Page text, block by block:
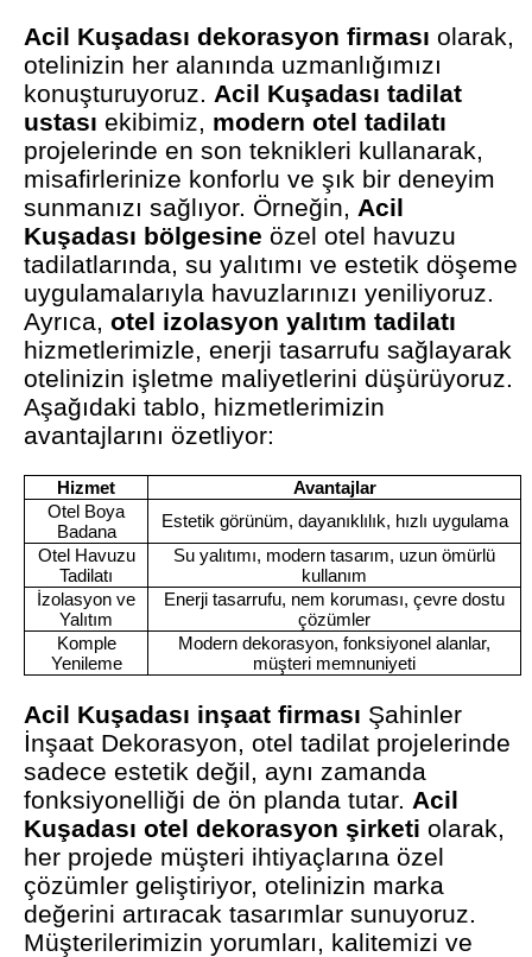
Acil Kuşadası dekorasyon firması olarak,
otelinizin her alanında uzmanlığımızı
konuşturuyoruz. Acil Kuşadası tadilat
ustası ekibimiz, modern otel tadilatı
projelerinde en son teknikleri kullanarak,
misafirlerinize konforlu ve şık bir deneyim
sunmanızı sağlıyor. Örneğin, Acil
Kuşadası bölgesine özel otel havuzu
tadilatlarında, su yalıtımı ve estetik döşeme
uygulamalarıyla havuzlarınızı yeniliyoruz.
Ayrıca,otel izolasyon yalıtım tadilatı
hizmetlerimizle, enerji tasarrufu sağlayarak
otelinizin işletme maliyetlerini düşürüyoruz.
Aşağıdaki tablo, hizmetlerimizin
avantajlarını özetliyor:
Hizmet
Avantajlar
Otel Boya
Badana
Estetik görünüm, dayanıklılık, hızlı uygulama
Otel Havuzu
Tadilatı
Su yalıtımı, modern tasarım, uzun ömürlü
kullanım
İzolasyon ve
Yalıtım
Enerji tasarrufu, nem koruması, çevre dostu
çözümler
Komple
Yenileme
Modern dekorasyon, fonksiyonel alanlar,
müşteri memnuniyeti
Acil Kuşadası inşaat firması Şahinler
İnşaat Dekorasyon, otel tadilat projelerinde
sadece estetik değil, aynı zamanda
fonksiyonelliği de ön planda tutar. Acil
Kuşadası otel dekorasyon şirketi olarak,
her projede müşteri ihtiyaçlarına özel
çözümler geliştiriyor, otelinizin marka
değerini artıracak tasarımlar sunuyoruz.
Müşterilerimizin yorumları, kalitemizi ve